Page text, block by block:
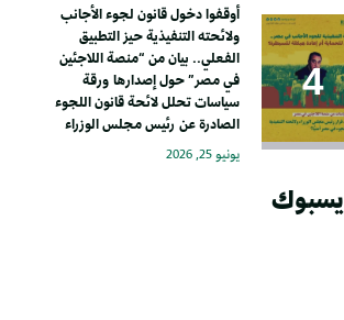
أوقفوا دخول قانون لجوء الأجانب
ولائحته التنفيذية حيز التطبيق
الفعلي.. بيان من “منصة اللاجئين
في مصر” حول إصدارها ورقة
سياسات تحلل لائحة قانون اللجوء
الصادرة عن رئيس مجلس الوزراء
يونيو 25, 2026